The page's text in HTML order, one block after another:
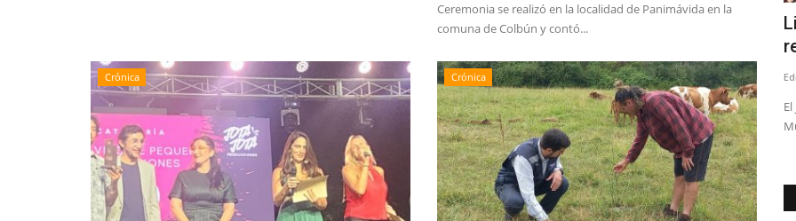
Ceremonia se realizó en la localidad de Panimávida en la
comuna de Colbún y contó...
Crónica Crónica
Empleo estacional, ¿sólo un trabajo de
Editora Agosto 4, 2026 87
Con miles de asistentes disfrutando
Editora Agosto 1, 2026 192
Por decimosexto año, Talca se convierte en el epicentro de la
fiesta de inverno...